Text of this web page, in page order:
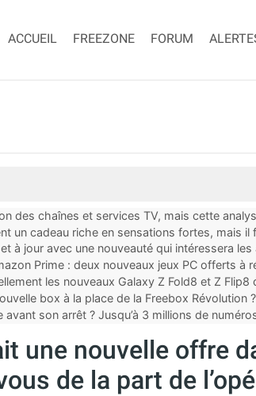
ACCUEIL FREEZONE FORUM
des chaînes et services TV, mais cette
un cadeau riche en sensations fortes, mais il
à jour avec une nouveauté qui intéressera les
Prime : deux nouveaux jeux PC offerts à
les nouveaux Galaxy Z Fold8 et Z Flip8
box à la place de la Freebox Révolution ?
avant son arrêt ? Jusqu’à 3 millions de
une nouvelle offre
de la part de